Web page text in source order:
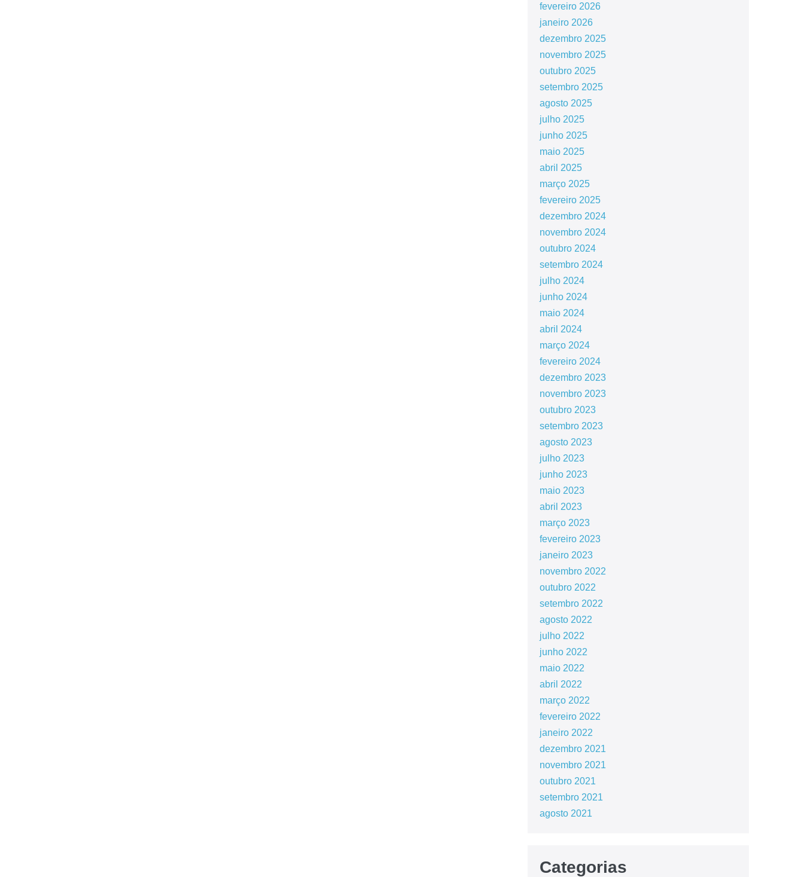
fevereiro 2026
janeiro 2026
dezembro 2025
novembro 2025
outubro 2025
setembro 2025
agosto 2025
julho 2025
junho 2025
maio 2025
abril 2025
março 2025
fevereiro 2025
dezembro 2024
novembro 2024
outubro 2024
setembro 2024
julho 2024
junho 2024
maio 2024
abril 2024
março 2024
fevereiro 2024
dezembro 2023
novembro 2023
outubro 2023
setembro 2023
agosto 2023
julho 2023
junho 2023
maio 2023
abril 2023
março 2023
fevereiro 2023
janeiro 2023
novembro 2022
outubro 2022
setembro 2022
agosto 2022
julho 2022
junho 2022
maio 2022
abril 2022
março 2022
fevereiro 2022
janeiro 2022
dezembro 2021
novembro 2021
outubro 2021
setembro 2021
agosto 2021
Categorias